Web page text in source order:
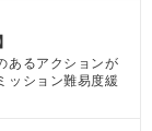
あるアクションが
ッション難易度緩